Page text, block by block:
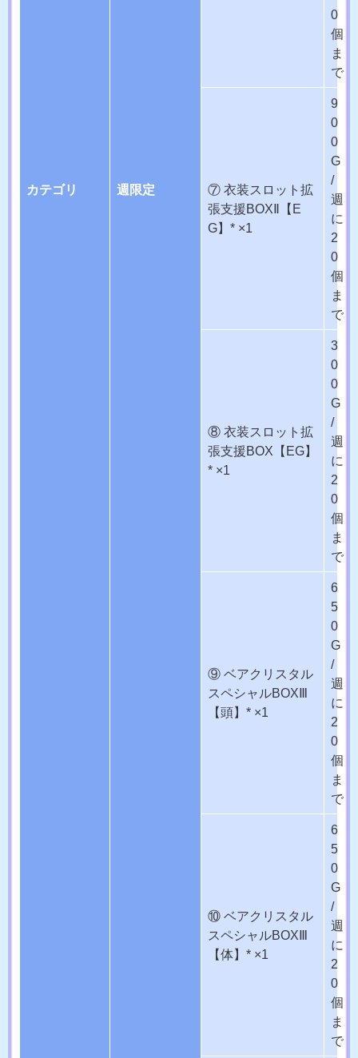
カテゴリ 週限定
0
個
ま
で
⑦ 衣装スロット拡
張支援BOXⅡ【E
G】* ×1
9
0
0
G
/
週
に
2
0
個
ま
で
⑧ 衣装スロット拡
張支援BOX【EG】
* ×1
3
0
0
G
/
週
に
2
0
個
ま
で
⑨ ベアクリスタル
スペシャルBOXⅢ
【頭】* ×1
6
5
0
G
/
週
に
2
0
個
ま
で
⑩ ベアクリスタル
スペシャルBOXⅢ
【体】* ×1
6
5
0
G
/
週
に
2
0
個
ま
で